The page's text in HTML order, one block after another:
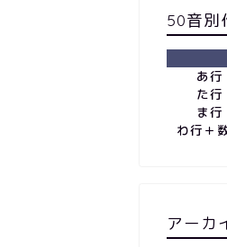
50音別
あ行
た行
ま行
わ行＋
アーカ